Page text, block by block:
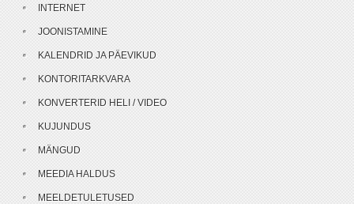
INTERNET
JOONISTAMINE
KALENDRID JA PÄEVIKUD
KONTORITARKVARA
KONVERTERID HELI / VIDEO
KUJUNDUS
MÄNGUD
MEEDIA HALDUS
MEELDETULETUSED